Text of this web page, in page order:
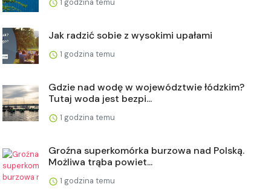
Jak radzić sobie z wysokimi upałami
1 godzina temu
Gdzie nad wodę w województwie łódzkim?
Tutaj woda jest bezpi...
1 godzina temu
Groźna superkomórka burzowa nad Polską.
Możliwa trąba powiet...
1 godzina temu